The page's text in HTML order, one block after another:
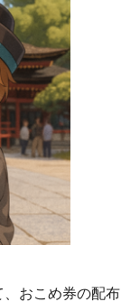
おこめ券の配布